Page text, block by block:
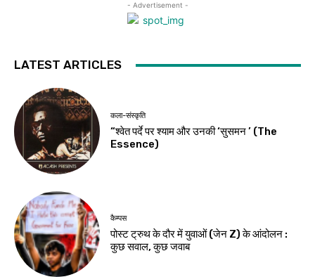
- Advertisement -
LATEST ARTICLES
कला-संस्कृति
“श्वेत पर्दे पर श्याम और उनकी ‘सुसमन ’ (The
Essence)
कैम्पस
पोस्ट ट्रुथ के दौर में युवाओं (जेन Z) के आंदोलन :
कुछ सवाल, कुछ जवाब